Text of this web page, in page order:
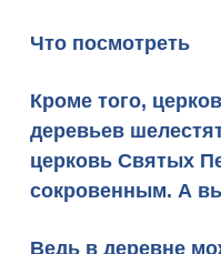
Что посмотреть
Кроме того,
деревьев
церковь Святых
сокровенным. А
Ведь в деревне